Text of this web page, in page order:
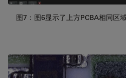
图7：图6显示了上方PCBA相同区